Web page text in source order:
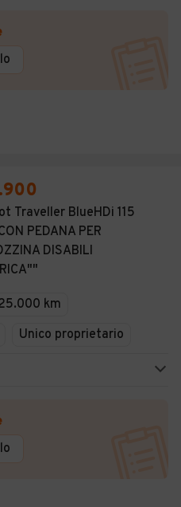
Traveller BlueHDi 115
PEDANA PER
DISABILI
km
Unico proprietario